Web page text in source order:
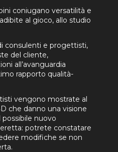
coniugano versatilità e
al gioco, allo studio
consulenti e progettisti,
del cliente,
all’avanguardia
rapporto qualità-
vengono mostrate al
che danno una visione
nuovo
potrete constatare
modifiche se non